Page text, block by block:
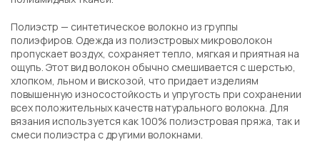
Полиэстр — синтетическое волокно из группы
полиэфиров. Одежда из полиэстровых микроволокон
пропускает воздух, сохраняет тепло, мягкая и приятная на
ощупь. Этот вид волокон обычно смешивается с шерстью,
хлопком, льном и вискозой, что придает изделиям
повышенную износостойкость и упругость при сохранении
всех положительных качеств натурального волокна. Для
вязания используется как 100% полиэстровая пряжа, так и
смеси полиэстра с другими волокнами.